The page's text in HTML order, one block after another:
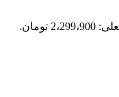
تومان.